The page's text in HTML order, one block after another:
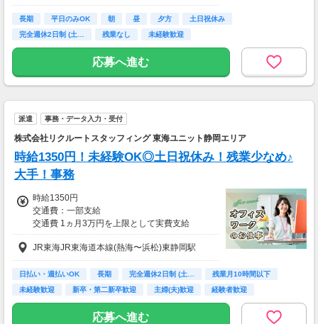
【給与備考】
エリア・経験・スキルによる
長期 平日のみOK 朝 昼 夕方
土日祝休み
完全週休2日制 (土…
残業なし 未経験歓迎
応募へ進む
派遣 事務・データ入力・受付
株式会社リクルートスタッフィング 東海ユニット静岡エリア
時給1350円！未経験OK◎土日祝休み！残業少なめ♪
大手！事務
時給1350円
交通費：一部支給
交通費 1ヵ月3万円を上限として実費支給
月収例 20万2500円 時給1350円×実働7h30m×
週5日×4週
※月収例を保証するものではありません。
※給与即受取りサービス利用可（利用条件有）
JR東海JR東海道本線(熱海〜浜松)東静岡駅
日払い・週払いOK 長期 完全週休2日制 (土…
残業月10時間以下
未経験歓迎
新卒・第二新卒歓迎 主婦(夫)歓迎
経験者歓迎
ＰＣスキル不要
応募へ進む